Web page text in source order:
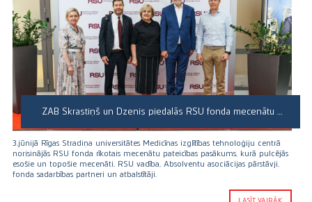
ZAB Skrastiņš un Dzenis piedalās RSU fonda mecenātu pateicības pasākumā
3.jūnijā Rīgas Stradiņa universitātes Medicīnas izglītības tehnoloģiju centrā
norisinājās RSU fonda rīkotais mecenātu pateicības pasākums, kurā pulcējās
esošie un topošie mecenāti, RSU vadība, Absolventu asociācijas pārstāvji,
fonda sadarbības partneri un atbalstītāji.